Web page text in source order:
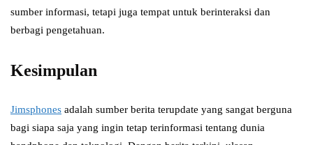
sumber informasi, tetapi juga tempat untuk berinteraksi dan
berbagi pengetahuan.
Kesimpulan
Jimsphones adalah sumber berita terupdate yang sangat berguna
bagi siapa saja yang ingin tetap terinformasi tentang dunia